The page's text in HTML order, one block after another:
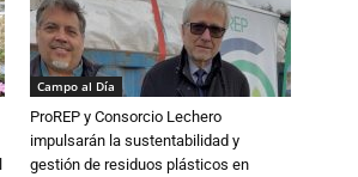
Campo al Día
ProREP y Consorcio Lechero
impulsarán la sustentabilidad y
gestión de residuos plásticos en